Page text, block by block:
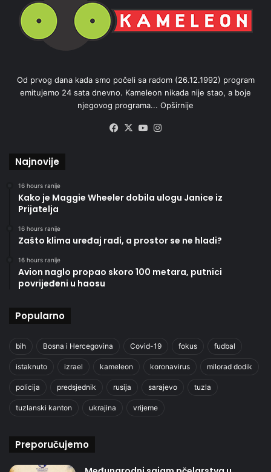
Od prvog dana kada smo počeli sa radom (26.12.1992) program
emitujemo 24 sata dnevno. Kameleon nikada nije stao, a boje
njegovog programa... Opširnije
Facebook
X YouTube
Najnovije
16 hours ranije
Kako je Maggie Wheeler dobila ulogu Janice iz
Prijatelja
16 hours ranije
Zašto klima uređaj radi, a prostor se ne hladi?
16 hours ranije
Avion naglo propao skoro 100 metara, putnici
povrijeđeni u haosu
Popularno
bih Bosna i Hercegovina Covid-19 fokus fudbal
istaknuto izrael kameleon koronavirus milorad dodik
policija predsjednik rusija sarajevo tuzla
tuzlanski kanton ukrajina vrijeme
Preporučujemo